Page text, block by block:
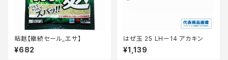
粘麩【継続セール_エサ】
¥682
はぜ玉 25 LHー14 アカキン
¥1,139